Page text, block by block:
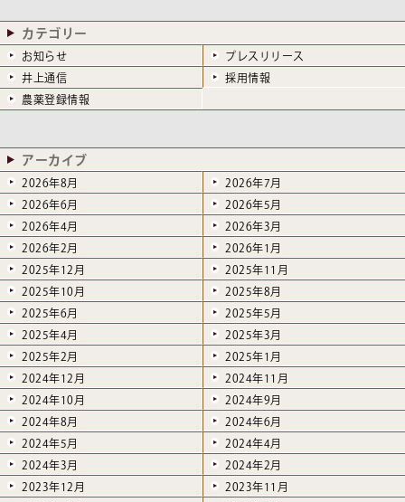
カテゴリー
お知らせ
プレスリリース
井上通信
採用情報
農薬登録情報
アーカイブ
2026年8月
2026年7月
2026年6月
2026年5月
2026年4月
2026年3月
2026年2月
2026年1月
2025年12月
2025年11月
2025年10月
2025年8月
2025年6月
2025年5月
2025年4月
2025年3月
2025年2月
2025年1月
2024年12月
2024年11月
2024年10月
2024年9月
2024年8月
2024年6月
2024年5月
2024年4月
2024年3月
2024年2月
2023年12月
2023年11月